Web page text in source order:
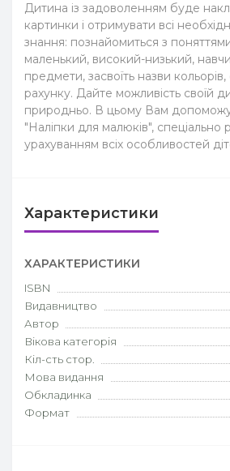
Дитина із задоволенням буде
картинки і отримувати всі
знання: познайомиться з
маленький, високий-низький,
предмети, засвоїть назви кольорів,
рахунку. Дайте можливість своїй
природньо. В цьому Вам
"Наліпки для малюків", спеціально
урахуванням всіх особливостей
Характеристики
ХАРАКТЕРИСТИКИ
ISBN
Видавництво
Автор
Вікова категорія
Кіл-сть стор.
Мова видання
Обкладинка
Формат